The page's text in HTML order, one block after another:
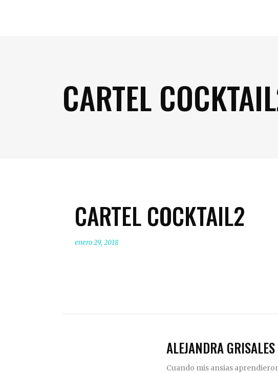
CARTEL
CARTEL COCKTAIL2
enero 29, 2018
ALEJANDRA GRISALES
Cuando mis ansias